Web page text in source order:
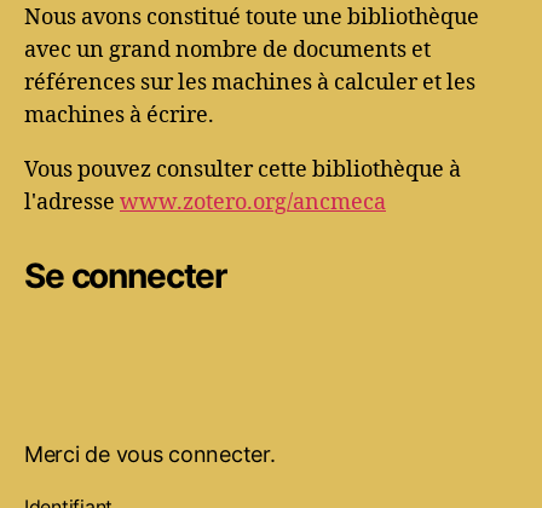
Nous avons constitué toute une bibliothèque
avec un grand nombre de documents et
références sur les machines à calculer et les
machines à écrire.
Vous pouvez consulter cette bibliothèque à
l'adresse www.zotero.org/ancmeca
Se connecter
Merci de vous connecter.